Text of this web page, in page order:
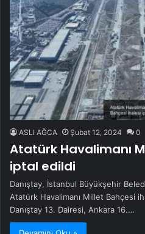
ASLI AĞCA Şubat 12, 2024 0
Atatürk Havalimanı
iptal edildi
Danıştay, İstanbul Büyükşehir
Atatürk Havalimanı Millet Bahçesi
Danıştay 13. Dairesi, Ankara 16.…